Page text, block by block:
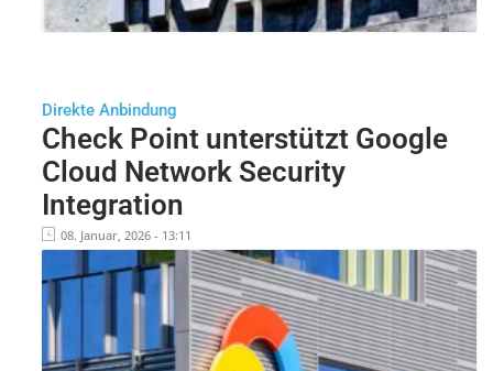
Direkte Anbindung
Check Point unterstützt Google
Cloud Network Security
Integration
08. Januar, 2026 - 13:11